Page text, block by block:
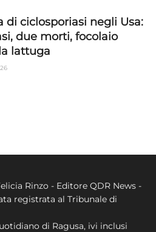
di ciclosporiasi negli Usa:
due morti, focolaio
lattuga
Rinzo - Editore QDR News -
registrata al Tribunale di
di Ragusa, ivi inclusi